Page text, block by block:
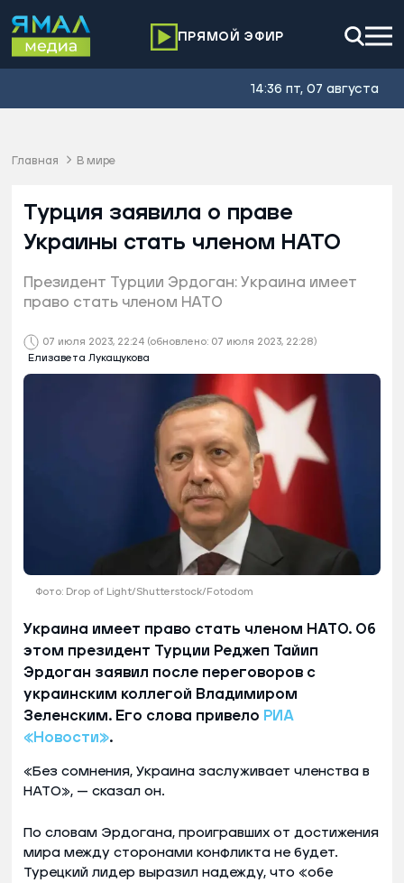
ПРЯМОЙ ЭФИР
14:36 пт, 07 августа
Главная В мире
07 июля 2023, 22:24 (обновлено: 07 июля 2023, 22:28)
Елизавета Лукащукова
Турция заявила о праве
Украины стать членом НАТО
Президент Турции Эрдоган: Украина имеет
право стать членом НАТО
Фото: Drop of Light/Shutterstock/Fotodom
Украина имеет право стать членом НАТО. Об
этом президент Турции Реджеп Тайип
Эрдоган заявил после переговоров с
украинским коллегой Владимиром
Зеленским. Его слова привело РИА
«Новости».
«Без сомнения, Украина заслуживает членства в
НАТО», — сказал он.
По словам Эрдогана, проигравших от достижения
мира между сторонами конфликта не будет.
Турецкий лидер выразил надежду, что «обе